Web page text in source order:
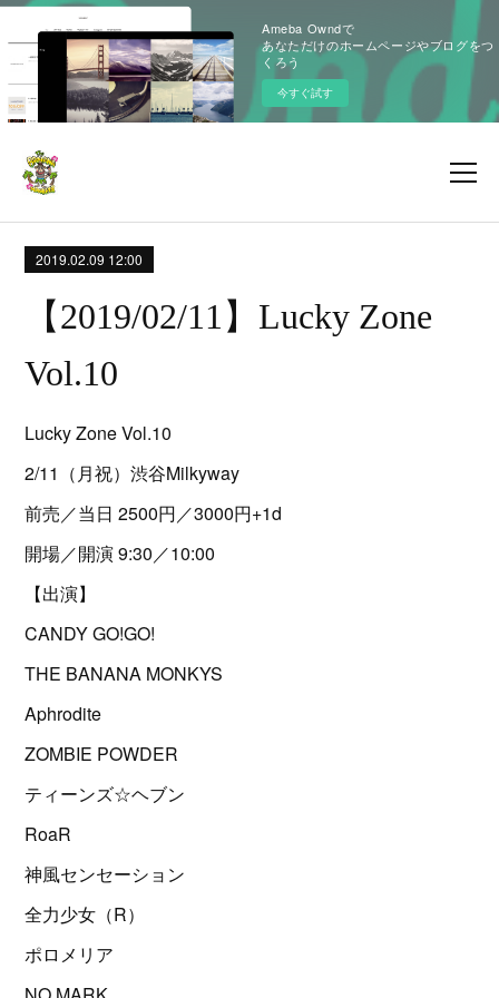
Ameba Owndで
あなただけのホームページやブログをつ
くろう
今すぐ試す
2019.02.09 12:00
【2019/02/11】Lucky Zone
Vol.10
Lucky Zone Vol.10
2/11（月祝）渋谷Milkyway
前売／当日 2500円／3000円+1d
開場／開演 9:30／10:00
【出演】
CANDY GO!GO!
THE BANANA MONKYS
Aphrodite
ZOMBIE POWDER
ティーンズ☆ヘブン
RoaR
神風センセーション
全力少女（R）
ポロメリア